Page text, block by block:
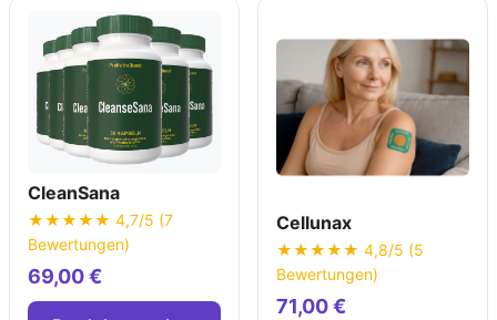
CleanSana
★★★★★ 4,7/5 (7
Bewertungen)
69,00 €
Cellunax
★★★★★ 4,8/5 (5
Bewertungen)
71,00 €